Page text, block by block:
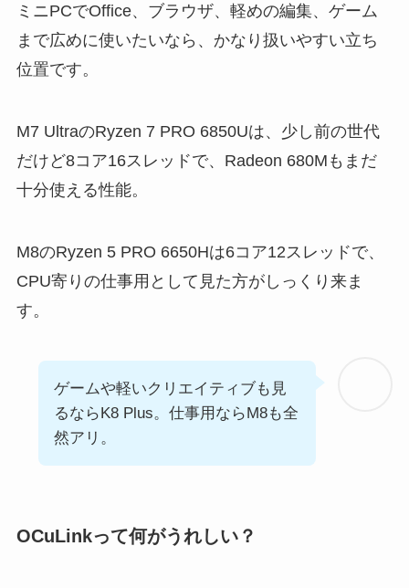
ミニPCでOffice、ブラウザ、軽めの編集、ゲーム
まで広めに使いたいなら、かなり扱いやすい立ち
位置です。
M7 UltraのRyzen 7 PRO 6850Uは、少し前の世代
だけど8コア16スレッドで、Radeon 680Mもまだ
十分使える性能。
M8のRyzen 5 PRO 6650Hは6コア12スレッドで、
CPU寄りの仕事用として見た方がしっくり来ま
す。
ゲームや軽いクリエイティブも見
るならK8 Plus。仕事用ならM8も全
然アリ。
OCuLinkって何がうれしい？